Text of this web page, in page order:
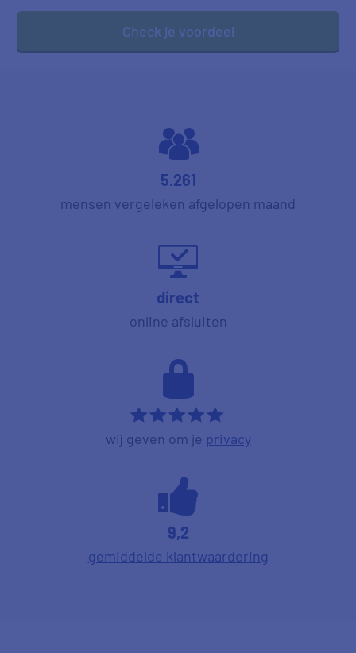
Check je voordeel
5.261
mensen vergeleken afgelopen maand
direct
online afsluiten
*****
wij geven om je privacy
9,2
gemiddelde klantwaardering